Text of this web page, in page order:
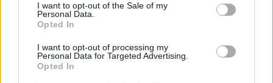
I want to opt-out of the Sale of my
Personal Data.
Opted In
I want to opt-out of processing my
Personal Data for Targeted Advertising.
Opted In
Έμπολα: 1000 νέα κρούσματα στο Κονγκό μέσα σε
ΕΠΙΚΑΙΡΌΤΗΤΑ 27/07/2026 - 12:16